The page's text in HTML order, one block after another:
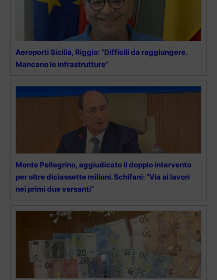
Aeroporti Sicilia, Riggio: “Difficili da raggiungere.
Mancano le infrastrutture”
Monte Pellegrino, aggiudicato il doppio intervento
per oltre diciassette milioni. Schifani: “Via ai lavori
nei primi due versanti”